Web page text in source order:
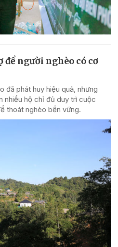
để người nghèo có cơ
đã phát huy hiệu quả, nhưng
nhiều hộ chỉ đủ duy trì cuộc
thoát nghèo bền vững.